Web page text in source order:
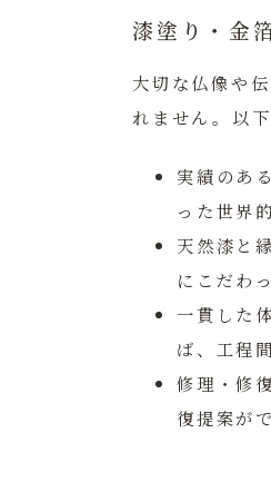
漆塗り・金
大切な仏像や
れません。以
実績のあ
った世界
天然漆と
にこだわ
一貫した
ば、工程
修理・修
復提案が